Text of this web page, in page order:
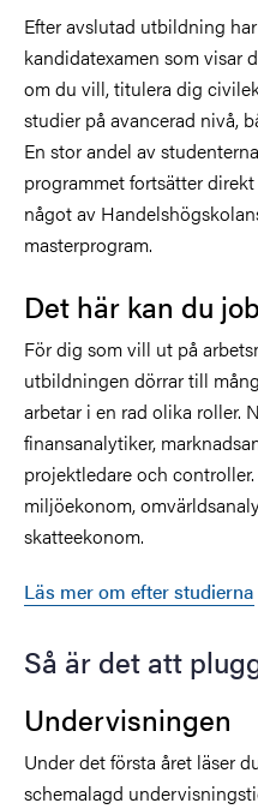
Efter avslutad utbildning
kandidatexamen som visar
om du vill, titulera dig
studier på avancerad nivå,
En stor andel av
programmet fortsätter
något av
masterprogram.
Det här kan du
För dig som vill ut på
utbildningen dörrar till
arbetar i en rad olika roller.
finansanalytiker,
projektledare och
miljöekonom,
skatteekonom.
Läs mer om efter studierna
Så är det att
Undervisningen
Under det första året läser
schemalagd